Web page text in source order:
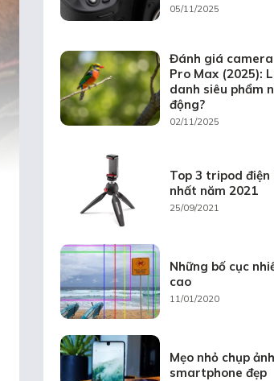
05/11/2025
Đánh giá camera
Pro Max (2025):
danh siêu phẩm
động?
02/11/2025
Top 3 tripod
nhất năm 2021
25/09/2021
Những bố cục
cao
11/01/2020
Mẹo nhỏ chụp
smartphone đẹp